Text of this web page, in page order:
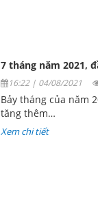
7 tháng năm 2021,
16:22 | 04/08/2021
Bảy tháng của năm
tăng thêm…
Xem chi tiết